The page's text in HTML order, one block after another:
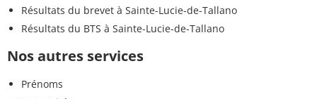
Résultats du brevet à Sainte-Lucie-de-Tallano
Résultats du BTS à Sainte-Lucie-de-Tallano
Nos autres services
Prénoms